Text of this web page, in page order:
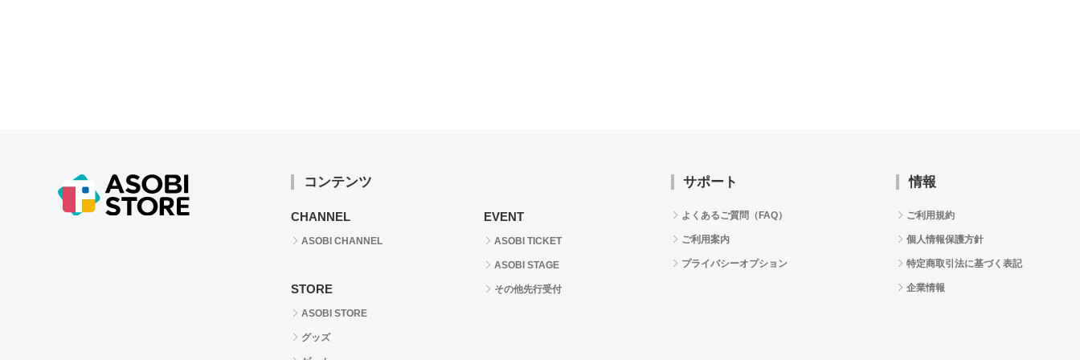
コンテンツ
CHANNEL
ASOBI CHANNEL
STORE
ASOBI STORE
グッズ
EVENT
ASOBI TICKET
ASOBI STAGE
その他先行受付
サポート
よくあるご質問（FAQ）
ご利用案内
プライバシーオプション
情報
ご利用規約
個人情報保護方針
特定商取引法に基づく表記
企業情報